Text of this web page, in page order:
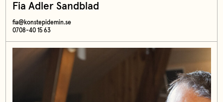
Fia Adler Sandblad
fia@konstepidemin.se
0708-40 15 63